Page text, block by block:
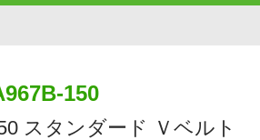
150
スタンダード Ｖベルト